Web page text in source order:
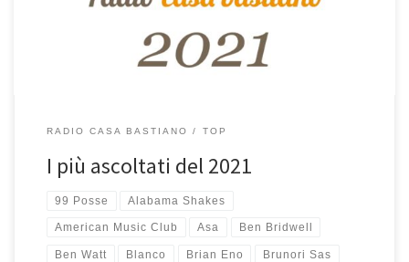
25 canzoni più ascoltate nel 2021 è ottenuta proprio […]
RADIO CASA BASTIANO TOP
I più ascoltati del 2021
99 Posse Alabama Shakes
American Music Club Asa Ben Bridwell
Ben Watt Blanco Brian Eno Brunori Sas